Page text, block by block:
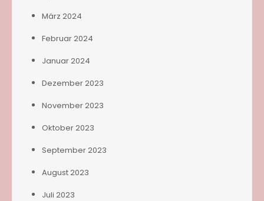
März 2024
Februar 2024
Januar 2024
Dezember 2023
November 2023
Oktober 2023
September 2023
August 2023
Juli 2023